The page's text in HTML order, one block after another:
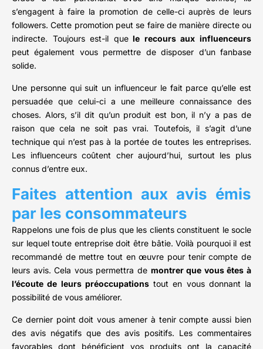
s’engagent à faire la promotion de celle-ci auprès de leurs
followers. Cette promotion peut se faire de manière directe ou
indirecte. Toujours est-il quele recours aux influenceurs
peut également vous permettre de disposer d’un fanbase
solide.
Une personne qui suit un influenceur le fait parce qu’elle est
persuadée que celui-ci a une meilleure connaissance des
choses. Alors, s’il dit qu’un produit est bon, il n’y a pas de
raison que cela ne soit pas vrai. Toutefois, il s’agit d’une
technique qui n’est pas à la portée de toutes les entreprises.
Les influenceurs coûtent cher aujourd’hui, surtout les plus
connus d’entre eux.
Faites attention aux avis émis
par les consommateurs
Rappelons une fois de plus que les clients constituent le socle
sur lequel toute entreprise doit être bâtie. Voilà pourquoi il est
recommandé de mettre tout en œuvre pour tenir compte de
leurs avis. Cela vous permettra de montrer que vous êtes à
l’écoute de leurs préoccupationstout en vous donnant la
possibilité de vous améliorer.
Ce dernier point doit vous amener à tenir compte aussi bien
des avis négatifs que des avis positifs. Les commentaires
favorables dont bénéficient vos produits ont la capacité